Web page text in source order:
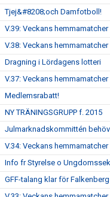
Tjej&#8208;och Damfotboll!
V.39: Veckans
V.38: Veckans
Dragning i Lördagens lotteri
V.37: Veckans
Medlemsrabatt!
NY TRÄNINGSGRUPP f. 2015
Julmarknadskommittén
V.34: Veckans
Info fr Styrelse o
GFF-talang klar för